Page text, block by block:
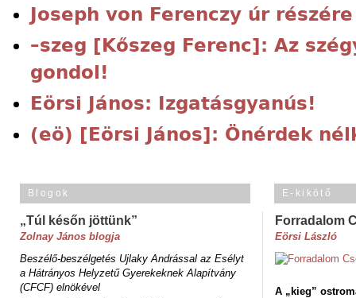
Joseph von Ferenczy úr részére
–szeg [Kőszeg Ferenc]: Az
gondol!
Eörsi János: Izgatásgyanús!
(eö) [Eörsi János]: Önérdek
Blogok
„Túl későn jöttünk”
Zolnay János blogja
Beszélő-beszélgetés Ujlaky Andrással az Esélyt
a Hátrányos Helyzetű Gyerekeknek Alapítvány
(CFCF) elnökével
E-kikötő
Forradalom
Eörsi László
A „kieg”